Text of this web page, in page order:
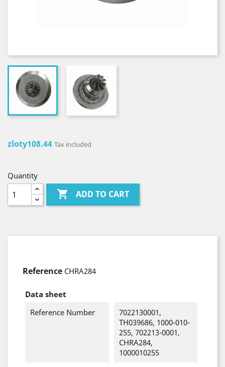
zloty108.44 Tax included
Quantity
 ADD TO CART
Reference CHRA284
Data sheet
Reference Number
7022130001,
TH039686, 1000-010-
255, 702213-0001,
CHRA284,
1000010255